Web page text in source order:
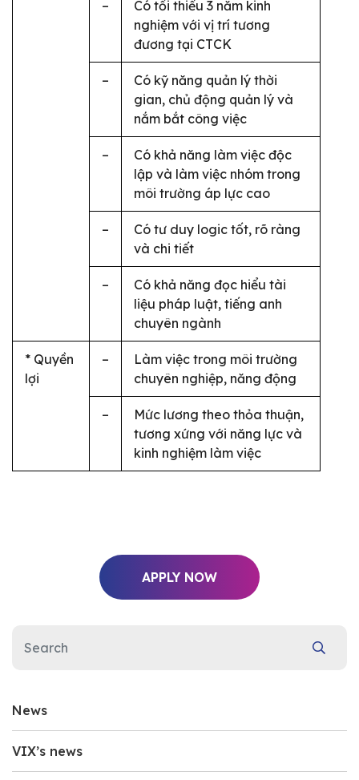
News
VIX’s news
–
Có tối thiểu 3 năm kinh
nghiệm với vị trí tương
đương tại CTCK
–
Có kỹ năng quản lý thời
gian, chủ động quản lý và
nắm bắt công việc
–
Có khả năng làm việc độc
lập và làm việc nhóm trong
môi trường áp lực cao
–
Có tư duy logic tốt, rõ ràng
và chi tiết
–
Có khả năng đọc hiểu tài
liệu pháp luật, tiếng anh
chuyên ngành
* Quyền
lợi
–
Làm việc trong môi trường
chuyên nghiệp, năng động
– Mức lương theo thỏa thuận,
tương xứng với năng lực và
kinh nghiệm làm việc
APPLY NOW